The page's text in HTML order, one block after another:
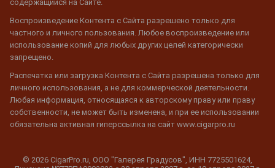
содержащийся на Сайте.
Воспроизведение Контента с Сайта разрешено только для
частного и личного пользования. Любое воспроизведение или
использование копий для любых других целей категорически
запрещено.
Распечатка или загрузка Контента с Сайта разрешена только для
личного использования, а не для коммерческой деятельности.
Любая информация, относящаяся к авторскому праву или праву
собственности, не может быть изменена, и при ее использовании
обязательна активная гиперссылка на сайт www.cigarpro.ru
© 2026 CigarPro.ru, ООО "Галерея Градусов", ИНН 7725501624,